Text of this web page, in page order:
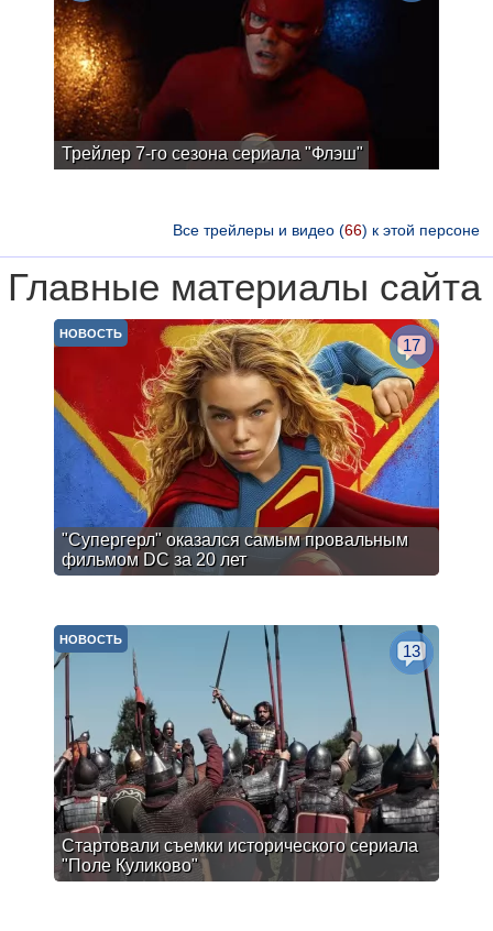
Трейлер 7-го сезона сериала "Флэш"
Все трейлеры и видео (66) к этой персоне
Главные материалы сайта
"Супергерл" оказался самым провальным
фильмом DC за 20 лет
НОВОСТЬ
17
Стартовали съемки исторического сериала
"Поле Куликово"
НОВОСТЬ
13